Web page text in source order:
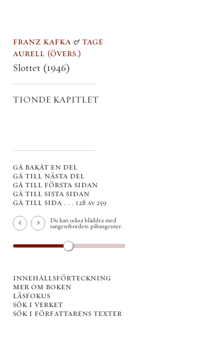
franz kafka & tage
aurell övers.
Slottet (1946)
TIONDE KAPITLET
gå bakåt en del
gå till nästa del
gå till första sidan
gå till sista sidan
gå till sida . . . 128 av 259
Du kan också bläddra med
tangentbordets piltangenter.
innehållsförteckning
mer om boken
läsfokus
sök i verket
sök i författarens texter